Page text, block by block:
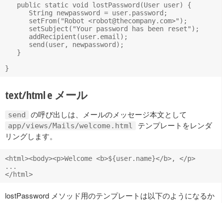
   public static void lostPassword(User user) {
      String newpassword = user.password;
      setFrom("Robot <
robot@thecompany.com>");
      setSubject("Your password has been reset");
      addRecipient(user.email);
      send(user, newpassword);
   }
text/html e メール
send の呼び出しは、メールのメッセージ本文として
app/views/Mails/welcome.html
テンプレートをレンダ
リングします。
<html><body><p>Welcome <b>${user.name}</b>, </p>
...
lostPassword メソッド用のテンプレートは以下のようになるか